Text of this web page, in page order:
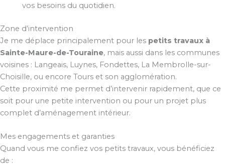
vos besoins du quotidien.
Zone d’intervention
Je me déplace principalement pour les petits travaux à
Sainte-Maure-de-Touraine, mais aussi dans les communes
voisines : Langeais, Luynes, Fondettes, La Membrolle-sur-
Choisille, ou encore Tours et son agglomération.
Cette proximité me permet d’intervenir rapidement, que ce
soit pour une petite intervention ou pour un projet plus
complet d’aménagement intérieur.
Mes engagements et garanties
Quand vous me confiez vos petits travaux, vous bénéficiez
de :